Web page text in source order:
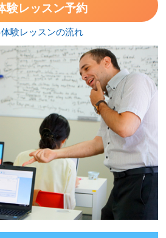
験レッスン予約
験レッスンの流れ